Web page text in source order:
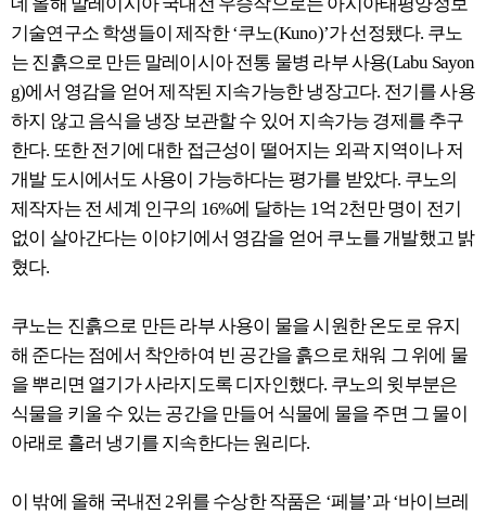
기술연구소 학생들이 제작한 ‘쿠노(Kuno)’가 선정됐다. 쿠노
는 진흙으로 만든 말레이시아 전통 물병 라부 사용(Labu Sayon
g)에서 영감을 얻어 제작된 지속가능한 냉장고다. 전기를 사용
하지 않고 음식을 냉장 보관할 수 있어 지속가능 경제를 추구
한다. 또한 전기에 대한 접근성이 떨어지는 외곽 지역이나 저
개발 도시에서도 사용이 가능하다는 평가를 받았다. 쿠노의
제작자는 전 세계 인구의 16%에 달하는 1억 2천만 명이 전기
없이 살아간다는 이야기에서 영감을 얻어 쿠노를 개발했고 밝
혔다.
쿠노는 진흙으로 만든 라부 사용이 물을 시원한 온도로 유지
해 준다는 점에서 착안하여 빈 공간을 흙으로 채워 그 위에 물
을 뿌리면 열기가 사라지도록 디자인했다. 쿠노의 윗부분은
식물을 키울 수 있는 공간을 만들어 식물에 물을 주면 그 물이
아래로 흘러 냉기를 지속한다는 원리다.
이 밖에 올해 국내전 2위를 수상한 작품은 ‘페블’과 ‘바이브레